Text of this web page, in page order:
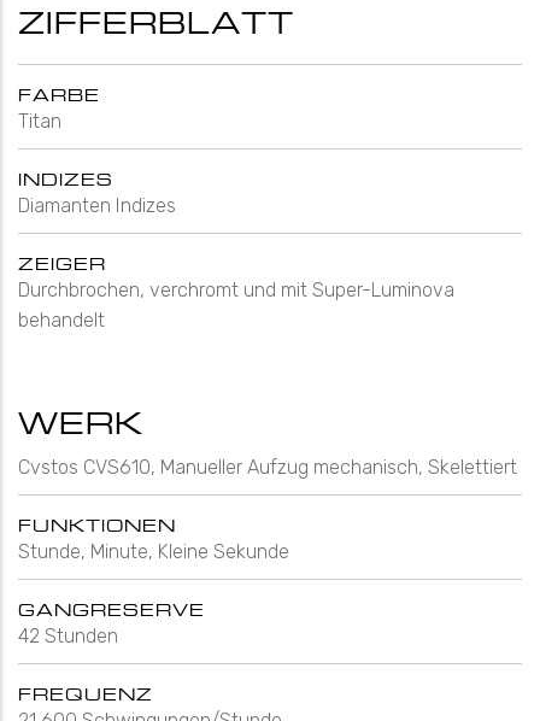
ZIFFERBLATT
FARBE
Titan
INDIZES
Diamanten Indizes
ZEIGER
Durchbrochen, verchromt und mit Super-Luminova
behandelt
WERK
Cvstos CVS610, Manueller Aufzug mechanisch, Skelettiert
FUNKTIONEN
Stunde, Minute, Kleine Sekunde
GANGRESERVE
42 Stunden
FREQUENZ